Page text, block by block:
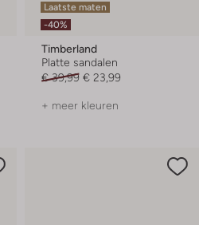
Laatste maten
-40%
Timberland
Platte sandalen
€ 39,99 € 23,99
+ meer kleuren